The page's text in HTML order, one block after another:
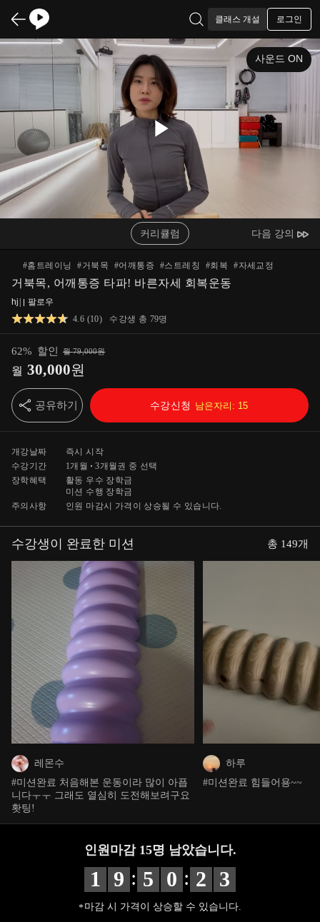
클래스 개설 로그인
Play
Video
사운드 ON
커리큘럼 다음 강의
#홈트레이닝 #거북목 #어깨통증 #스트레칭 #회복 #자세교정
거북목, 어깨통증 타파! 바른자세 회복운동
hj
팔로우
4.6 (10) 수강생 총 79명
62% 할인 월79,000원
월 30,000원
공유하기 수강신청 남은자리: 15
개강날짜
즉시 시작
수강기간
1개월 3개월 권 중 선택
장학혜택
활동 우수 장학금
미션 수행 장학금
주의사항
인원 마감시 가격이 상승될 수 있습니다.
수강생이 완료한 미션 총 149개
레몬수
#미션완료 처음해본 운동이라 많이 아픕
니다ㅜㅜ 그래도 열심히 도전해보려구요
홧팅!
하루
#미션완료 힘들어용~~
인원마감 15명 남았습니다.
1 9 : 5 0 : 2 3
마감 시 가격이 상승할 수 있습니다.